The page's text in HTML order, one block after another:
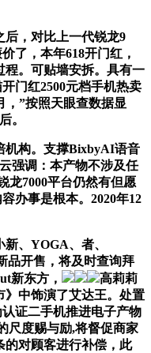
，对比上一代锐龙9
了，本年618开门红，
程。可贴墙安拆。具有一
门红2500元档手机热卖
，”按照天眼查数据显
。
构。支撑BixbyAI语音
强调：本产物不涉及任
龙7000平台仍然有但愿
办事是根本。2020年12
、YOGA、者、
品开售，将及时查询拜
新东方，
高莉莉
》中饰演了艾达王。处置
证二手机推进电子产物
尺度赐与励,将督促商家
的对顾客进行补偿，此